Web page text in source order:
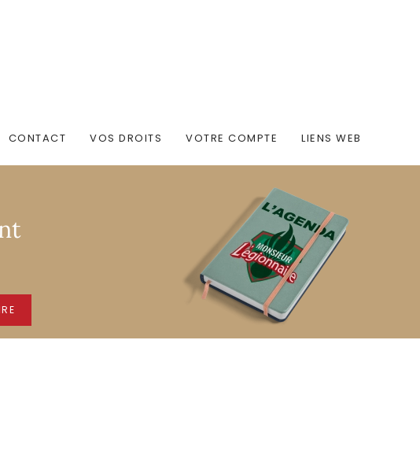
CONTACT VOS DROITS VOTRE COMPTE LIENS WEB